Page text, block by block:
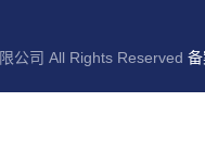
公司 All Rights Reserved